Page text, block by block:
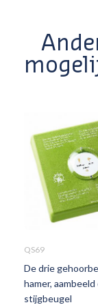
QS69
De drie
hamer, aambeeld
stijgbeugel